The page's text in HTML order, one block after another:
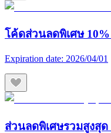
โค้ดส่วนลดพิเศษ
Expiration date: 2026/04/01
ส่วนลดพิเศษรวมสูงสุ